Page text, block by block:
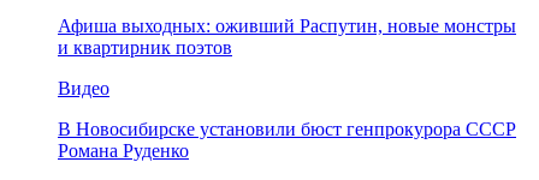
Афиша выходных: оживший Распутин, новые монстры
и квартирник поэтов
Видео
В Новосибирске установили бюст генпрокурора СССР
Романа Руденко